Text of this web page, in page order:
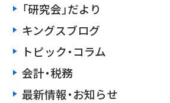
「研究会」だより
キングスブログ
トピック・コラム
会計・税務
最新情報・お知らせ